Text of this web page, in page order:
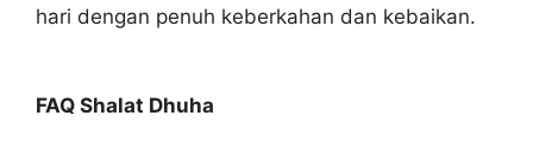
hari dengan penuh keberkahan dan kebaikan.
FAQ Shalat Dhuha